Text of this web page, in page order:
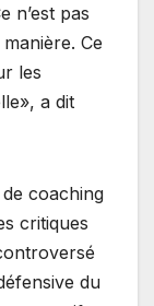
n’est pas
Ce
les
a dit
coaching
critiques
du